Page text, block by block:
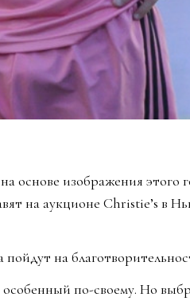
основе изображения этого
на аукционе Christie’s в
на
по-своему. Но